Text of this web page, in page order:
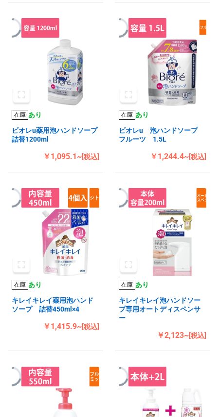
在庫 あり
ビオレu薬用泡ハンドソープ
詰替1200ml
￥1,095.1~[税込]
在庫 あり
ビオレu 泡ハンドソープ
フルーツ 1.5L
￥1,244.4~[税込]
在庫 あり
キレイキレイ薬用泡ハンド
ソープ 詰替450ml×4
￥1,415.9~[税込]
在庫 あり
キレイキレイ泡ハンドソー
プ専用オートディスペンサ
ー
￥2,123~[税込]